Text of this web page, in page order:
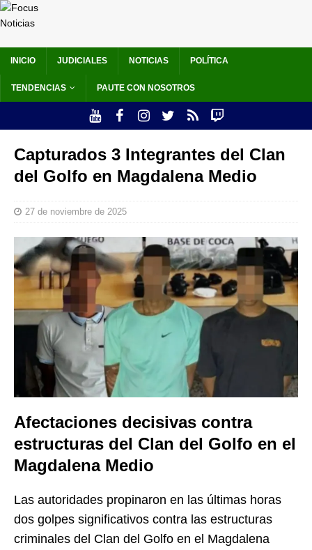
INICIO JUDICIALES NOTICIAS POLÍTICA
TENDENCIAS PAUTE CON NOSOTROS
Capturados 3 Integrantes del Clan
del Golfo en Magdalena Medio
27 de noviembre de 2025
Afectaciones decisivas contra
estructuras del Clan del Golfo en el
Magdalena Medio
Las autoridades propinaron en las últimas horas
dos golpes significativos contra las estructuras
criminales del Clan del Golfo en el Magdalena